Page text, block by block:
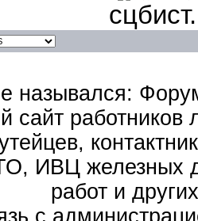
назывался:
сайт работников
ИВЦ железных
работ и
с